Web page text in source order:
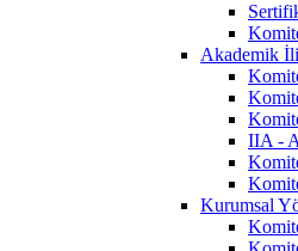
Akademik
IIA -
Kurumsal